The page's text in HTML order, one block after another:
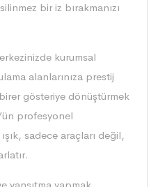
bir iz bırakmanızı
kurumsal
alanlarınıza prestij
gösteriye dönüştürmek
profesyonel
sadece araçları değil,